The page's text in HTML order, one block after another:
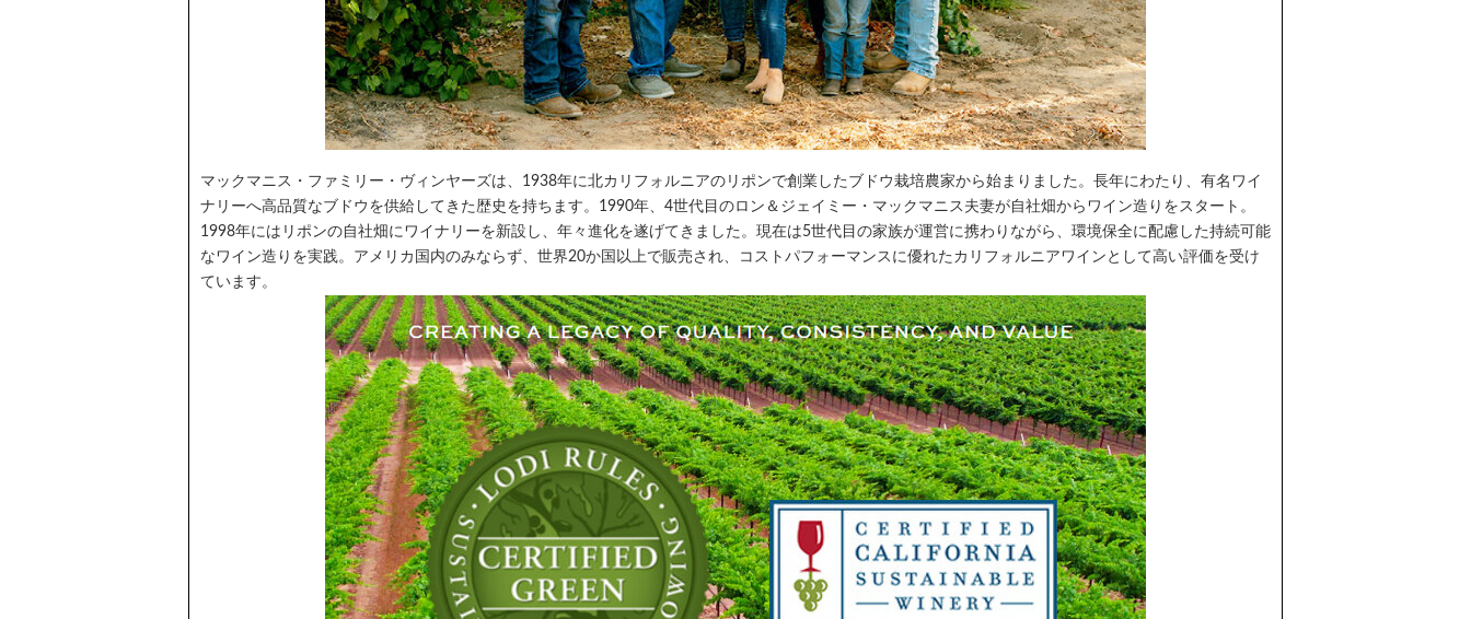
マックマニス・ファミリー・ヴィンヤーズは、1938年に北カリフォルニアのリポンで創業したブドウ栽培農家から始まりました。長年にわたり、有名ワイ
ナリーへ高品質なブドウを供給してきた歴史を持ちます。1990年、4世代目のロン＆ジェイミー・マックマニス夫妻が自社畑からワイン造りをスタート。
1998年にはリポンの自社畑にワイナリーを新設し、年々進化を遂げてきました。現在は5世代目の家族が運営に携わりながら、環境保全に配慮した持続可能
なワイン造りを実践。アメリカ国内のみならず、世界20か国以上で販売され、コストパフォーマンスに優れたカリフォルニアワインとして高い評価を受け
ています。